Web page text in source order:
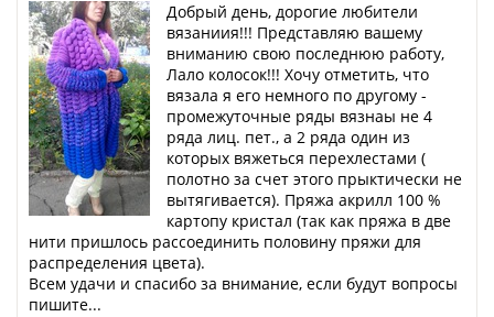
Добрый день, дорогие любители
вязаниия!!! Представляю вашему
вниманию свою последнюю работу,
Лало колосок!!! Хочу отметить, что
вязала я его немного по другому -
промежуточные ряды вязнаы не 4
ряда лиц. пет., а 2 ряда один из
которых вяжеться перехлестами (
полотно за счет этого прыктически не
вытягивается). Пряжа акрилл 100 %
картопу кристал (так как пряжа в две
нити пришлось рассоединить половину пряжи для
распределения цвета).
Всем удачи и спасибо за внимание, если будут вопросы
пишите...